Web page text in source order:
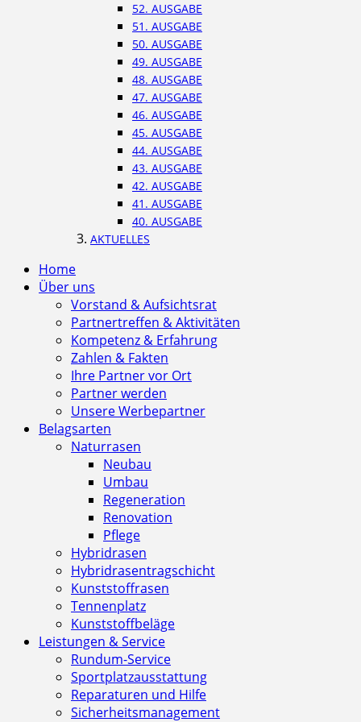
52. AUSGABE
51. AUSGABE
50. AUSGABE
49. AUSGABE
48. AUSGABE
47. AUSGABE
46. AUSGABE
45. AUSGABE
44. AUSGABE
43. AUSGABE
42. AUSGABE
41. AUSGABE
40. AUSGABE
AKTUELLES
Home
Über uns
Vorstand & Aufsichtsrat
Partnertreffen & Aktivitäten
Kompetenz & Erfahrung
Zahlen & Fakten
Ihre Partner vor Ort
Partner werden
Unsere Werbepartner
Belagsarten
Naturrasen
Neubau
Umbau
Regeneration
Renovation
Pflege
Hybridrasen
Hybridrasentragschicht
Kunststoffrasen
Tennenplatz
Kunststoffbeläge
Leistungen & Service
Rundum-Service
Sportplatzausstattung
Reparaturen und Hilfe
Sicherheitsmanagement